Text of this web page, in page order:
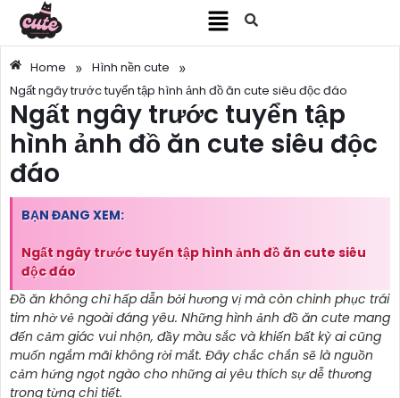
Home » Hình nền cute »
Ngất ngây trước tuyển tập hình ảnh đồ ăn cute siêu độc đáo
Ngất ngây trước tuyển tập
hình ảnh đồ ăn cute siêu độc
đáo
BẠN ĐANG XEM:
Ngất ngây trước tuyển tập hình ảnh đồ ăn cute siêu
độc đáo
Đồ ăn không chỉ hấp dẫn bởi hương vị mà còn chinh phục trái
tim nhờ vẻ ngoài đáng yêu. Những hình ảnh đồ ăn cute mang
đến cảm giác vui nhộn, đầy màu sắc và khiến bất kỳ ai cũng
muốn ngắm mãi không rời mắt. Đây chắc chắn sẽ là nguồn
cảm hứng ngọt ngào cho những ai yêu thích sự dễ thương
trong từng chi tiết.